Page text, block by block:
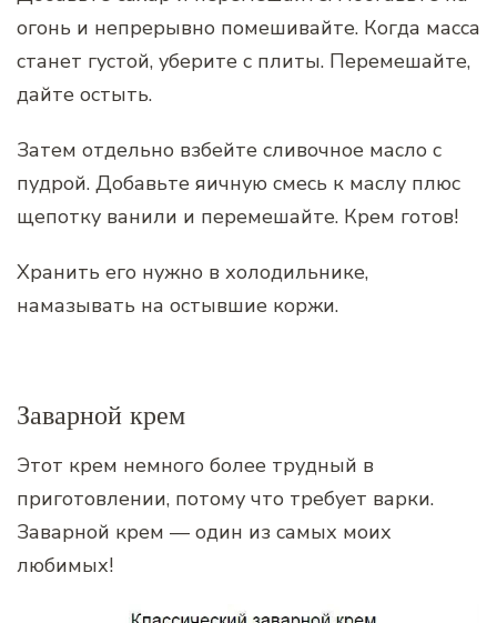
огонь и непрерывно помешивайте. Когда масса
станет густой, уберите с плиты. Перемешайте,
дайте остыть.
Затем отдельно взбейте сливочное масло с
пудрой. Добавьте яичную смесь к маслу плюс
щепотку ванили и перемешайте. Крем готов!
Хранить его нужно в холодильнике,
намазывать на остывшие коржи.
Заварной крем
Этот крем немного более трудный в
приготовлении, потому что требует варки.
Заварной крем — один из самых моих
любимых!